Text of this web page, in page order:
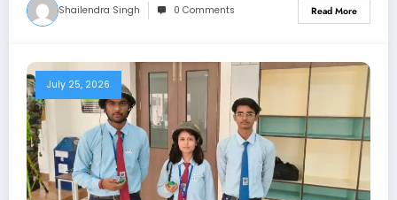
Shailendra Singh 0 Comments Read More
July 25, 2026